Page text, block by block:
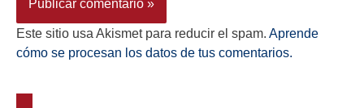
Este sitio usa Akismet para reducir el spam. Aprende
cómo se procesan los datos de tus comentarios.